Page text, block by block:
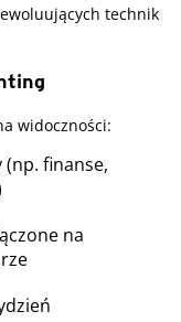
technik
widoczności:
finanse,
na